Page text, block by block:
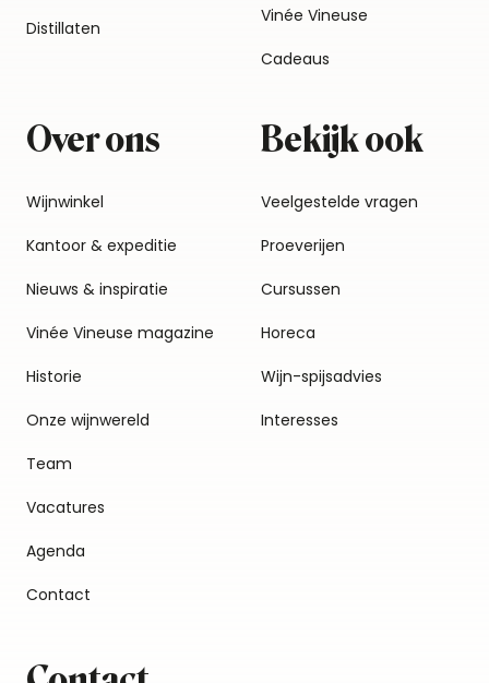
Distillaten
Vinée Vineuse
Cadeaus
Over ons
Wijnwinkel
Kantoor & expeditie
Nieuws & inspiratie
Vinée Vineuse magazine
Historie
Onze wijnwereld
Team
Vacatures
Agenda
Contact
Bekijk ook
Veelgestelde vragen
Proeverijen
Cursussen
Horeca
Wijn-spijsadvies
Interesses